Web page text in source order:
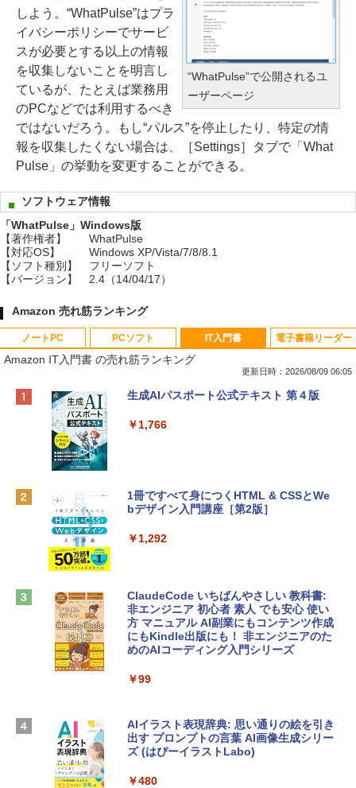
“WhatPulse”で公開されるユ
ーザーページ
しよう。“WhatPulse”はプラ
イバシーポリシーでサービ
スが必要とする以上の情報
を収集しないことを明言し
ているが、たとえば業務用
のPCなどでは利用するべき
ではないだろう。もし“パルス”を停止したり、特定の情
報を収集したくない場合は、［Settings］タブで「What
Pulse」の挙動を変更することができる。
ソフトウェア情報
「WhatPulse」Windows版
【著作権者】
WhatPulse
【対応OS】
Windows XP/Vista/7/8/8.1
【ソフト種別】
フリーソフト
【バージョン】
2.4（14/04/17）
Amazon 売れ筋ランキング
ノートPC
Apple 2026 MacBook Neo A18 Proチッ
e Intelligenceのために設計、Liquid Ret
￥137,800
￥2,952
Apple 2026 MacBook Air M5チップ搭載
igence、13.6インチLiquid Retinaディ
ームカメラ、日本語キーボード、Touch I
D - ミッドナイト
PCソフト
Robloxギフトカード - 800 Robux 【限
インゲームコード】 ロブロックス | オン
Robloxギフトカード - 1000 Robux 【限
インゲームコード】 ロブロックス |オン
Robloxギフトカード - 2,000 Robux 【限
定バーチャルアイテムを含む】 【オンラ
インゲームコード】 ロブロックス | オン
Microsoft Office Home & Business 202
4(最新 永続版)|オンラインコード版|Wind
IT入門書
Amazon IT入門書 の売れ筋ランキング
更新日時：2026/08/09 06:05
生成AIパスポート公式テキスト 第４版
￥1,766
1冊ですべて身につくHTML & CSSとWe
bデザイン入門講座［第2版］
￥1,292
ClaudeCode いちばんやさしい 教科書:
非エンジニア 初心者 素人 でも安心 使い
方 マニュアル AI副業にもコンテンツ作成
にもKindle出版にも！ 非エンジニアのた
めのAIコーディング入門シリーズ
￥99
AIイラスト表現辞典: 思い通りの絵を引き
出す プロンプトの言葉 AI画像生成シリー
ズ (はぴーイラストLabo)
￥480
電子書籍リーダー